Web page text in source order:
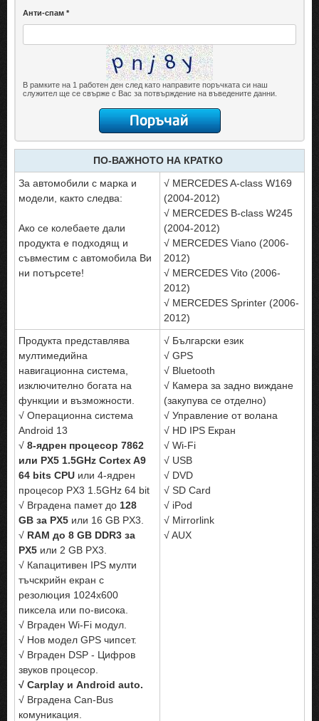
Анти-спам *
В рамките на 1 работен ден след като направите поръчката си наш
служител ще се свърже с Вас за потвърждение на въведените данни.
ПО-ВАЖНОТО НА КРАТКО
За автомобили с марка и
модели, както следва:
Ако се колебаете дали
продукта е подходящ и
съвместим с автомобила Ви
ни потърсете!
√ MERCEDES A-class W169
(2004-2012)
√ MERCEDES B-class W245
(2004-2012)
√ MERCEDES Viano (2006-
2012)
√ MERCEDES Vito (2006-
2012)
√ MERCEDES Sprinter (2006-
2012)
Продукта представлява
мултимедийна
навигационна система,
изключително богата на
функции и възможности.
√ Операционна система
Android 13
√ 8-ядрен процесор 7862
или PX5 1.5GHz Cortex A9
64 bits CPU или 4-ядрен
процесор PX3 1.5GHz 64 bit
√ Вградена памет до 128
GB за PX5 или 16 GB PX3.
√ RAM до 8 GB DDR3 за
PX5 или 2 GB PX3.
√ Капацитивен IPS мулти
тъчскрийн екран с
резолюция 1024x600
пиксела или по-висока.
√ Вграден Wi-Fi модул.
√ Нов модел GPS чипсет.
√ Вграден DSP - Цифров
звуков процесор.
√ Carplay и Android auto.
√ Вградена Can-Bus
комуникация.
√ Български език
√ GPS
√ Bluetooth
√ Камера за задно виждане
(закупува се отделно)
√ Управление от волана
√ HD IPS Екран
√ Wi-Fi
√ USB
√ DVD
√ SD Card
√ iPod
√ Mirrorlink
√ AUX